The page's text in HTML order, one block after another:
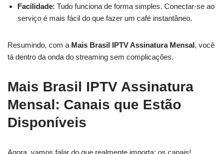
Facilidade: Tudo funciona de forma simples. Conectar-se ao
serviço é mais fácil do que fazer um café instantâneo.
Resumindo, com a Mais Brasil IPTV Assinatura Mensal, você
tá dentro da onda do streaming sem complicações.
Mais Brasil IPTV Assinatura
Mensal: Canais que Estão
Disponíveis
Agora, vamos falar do que realmente importa: os canais!